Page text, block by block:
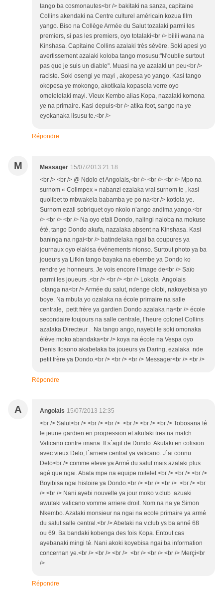
tango ba cosmonautes<br /> bakitaki na sanza, capitaine
Collins akendaki na Centre culturel américain kozua film
yango. Biso na Collège Armée du Salut tozalaki parmi les
premiers, si pas les premiers, oyo totalaki<br /> bilili wana na
Kinshasa. Capitaine Collins azalaki très sévère. Soki apesi yo
avertissement azalaki koloba tango mosusu:"N'oublie surtout
pas que je suis un diable". Muasi na ye azalaki un peu<br />
raciste. Soki osengi ye mayi , akopesa yo yango. Kasi tango
okopesa ye mokongo, akotikala kopasola verre oyo
omelelelaki mayi. Vieux Kembo alias Kopa, nazalaki komona
ye na primaire. Kasi depuis<br /> atika foot, sango na ye
eyokanaka lisusu te.<br />
Répondre
M Messager 15/07/2013 21:18
<br /> <br /> @ Ndolo et Angolais,<br /> <br /> <br /> Mpo na
surnom « Colimpex » nabanzi ezalaka vrai surnom te , kasi
quolibet to mbwakela babamba ye po na<br /> kotiola ye.
Surnom ezali sobriquet oyo nkolo n’ango andima yango.<br
/> <br /> <br /> Na oyo etali Dondo, nalingi naloba na mokuse
été, tango Dondo akufa, nazalaka absent na Kinshasa. Kasi
baninga na ngai<br /> batindelaka ngai ba coupures ya
journaux oyo elakisa événements nionso. Surtout photo ya ba
joueurs ya Lifkin tango bayaka na ebembe ya Dondo ko
rendre ye honneurs. Je vois encore l’image de<br /> Saïo
parmi les joueurs .<br /> <br /> <br /> Lokola Angolais
otanga na<br /> Armée du salut, ndenge olobi, nakoyebisa yo
boye. Na mbula yo ozalaka na école primaire na salle
centrale, petit frère ya gardien Dondo azalaka na<br /> école
secondaire toujours na salle centrale, l’heure colonel Collins
azalaka Directeur . Na tango ango, nayebi te soki omonaka
élève moko abandaka<br /> koya na école na Vespa oyo
Denis Ilosono akabelaka ba joueurs ya Daring, ezalaka nde
petit frère ya Dondo.<br /> <br /> <br /> Messager<br /> <br />
Répondre
A Angolais 15/07/2013 12:35
<br /> Salut<br /> <br /> <br /> <br /> <br /> <br /> Tobosana té
le jeune gardien en progression et akufaki tres na match
Vaticano contre imana. Il s´agit de Dondo. Akufaki en colision
avec vieux Delo, l´arriere central ya vaticano. J´ai connu
Delo<br /> comme eleve ya Armé du salut mais azalaki plus
agé que ngai. Abata mpe na equipe roitelet.<br /> <br /> <br />
Boyibisa ngai histoire ya Dondo.<br /> <br /> <br /> <br /> <br
/> <br /> Nani ayebi nouvelle ya jour moko v.club azuaki
awutaki vaticano vomme arriere droit. Nom na na ye Simon
Nkembo. Azalaki monsieur na ngai na ecole primaire ya armé
du salut salle central.<br /> Abetaki na v.club ys ba anné 68
ou 69. Ba bandaki kobenga des fois Kopa. Entout cas
ayebanaki mingi té. Nani akoki koyebisa ngai ba information
concernan ye.<br /> <br /> <br /> <br /> <br /> <br /> Merçi<br
/>
Répondre